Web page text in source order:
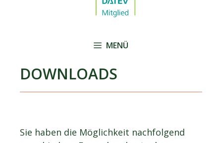
MENÜ
DOWNLOADS
Sie haben die Möglichkeit nachfolgend